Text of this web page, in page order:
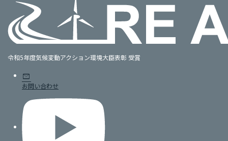
令和5年度気候変動アクション環境大臣表彰 受賞
mail
お問い合わせ